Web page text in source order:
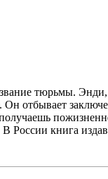
тюрьмы. Энди,
отбывает
России книга